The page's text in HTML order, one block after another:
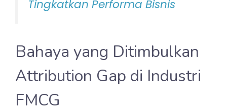
Tingkatkan Performa Bisnis
Bahaya yang Ditimbulkan
Attribution Gap di Industri
FMCG